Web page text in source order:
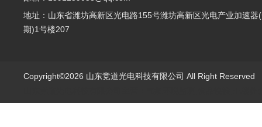
地址：山东省潍坊高新区光电路155号潍坊高新区光电产业加速器
期)1号楼207
Copyright©2026 山东竞道光电科技有限公司 All Right